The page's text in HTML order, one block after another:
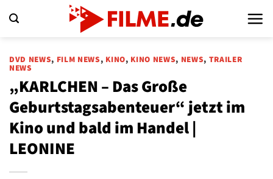
Inhalt
DVD NEWS, FILM NEWS, KINO, KINO NEWS, NEWS, TRAILER
NEWS
„KARLCHEN – Das Große
Geburtstagsabenteuer“ jetzt im
Kino und bald im Handel |
LEONINE